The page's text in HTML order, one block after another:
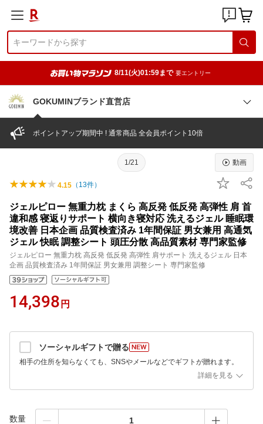
8/11(火)01:59まで 要エントリー
GOKUMINブランド直営店
ポイントアップ期間中 ! 通常商品 全会員ポイント10倍
1/21 動画
4.15 （ 13件）
ジェルピロー 無重力枕 まくら 高反発 低反発 高弾性 肩 首
違和感 寝返りサポート 横向き寝対応 洗えるジェル 睡眠環
境改善 日本企画 品質検査済み 1年間保証 男女兼用 高通気
ジェル 快眠 調整シート 頭圧分散 高品質素材 専門家監修
ジェルピロー 無重力枕 高反発 低反発 高弾性 肩サポート 洗えるジェル 日本
企画 品質検査済み 1年間保証 男女兼用 調整シート 専門家監修
14,398 円
ソーシャルギフトで贈る
相手の住所を知らなくても、SNSやメールなどでギフトが贈れます。
詳細を見る
数量